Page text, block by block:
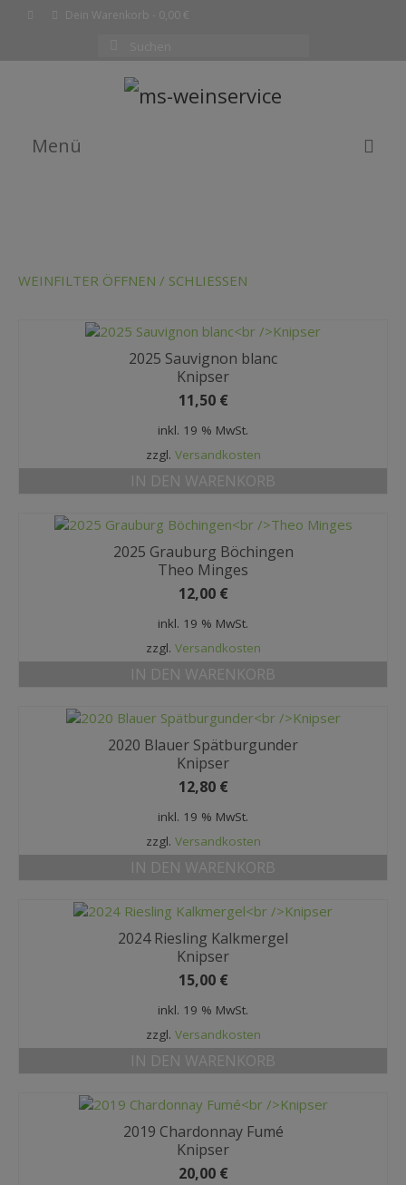
Dein Warenkorb 0,00 €
nach:
Menü
SHOP
Datenschutzbelehrung
Widerrufsbelehrung
Versandarten
FRAGEBOGEN
WEINSEMINARE
KONTAKT
ZUR PERSON
WEINFILTER ÖFFNEN / SCHLIESSEN
2025 Sauvignon blanc
Knipser
11,50 €
inkl. 19 % MwSt.
zzgl. Versandkosten
IN DEN WARENKORB
2025 Grauburg Böchingen
Theo Minges
12,00 €
inkl. 19 % MwSt.
zzgl. Versandkosten
IN DEN WARENKORB
2020 Blauer Spätburgunder
Knipser
12,80 €
inkl. 19 % MwSt.
zzgl. Versandkosten
IN DEN WARENKORB
2024 Riesling Kalkmergel
Knipser
15,00 €
inkl. 19 % MwSt.
zzgl. Versandkosten
IN DEN WARENKORB
2019 Chardonnay Fumé
Knipser
20,00 €